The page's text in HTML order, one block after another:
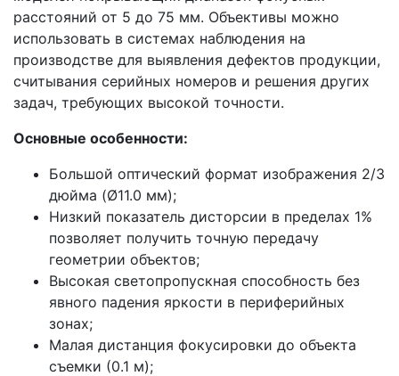
расстояний от 5 до 75 мм. Объективы можно
использовать в системах наблюдения на
производстве для выявления дефектов продукции,
считывания серийных номеров и решения других
задач, требующих высокой точности.
Основные особенности:
Большой оптический формат изображения 2/3
дюйма (Ø11.0 мм);
Низкий показатель дисторсии в пределах 1%
позволяет получить точную передачу
геометрии объектов;
Высокая светопропускная способность без
явного падения яркости в периферийных
зонах;
Малая дистанция фокусировки до объекта
съемки (0.1 м);